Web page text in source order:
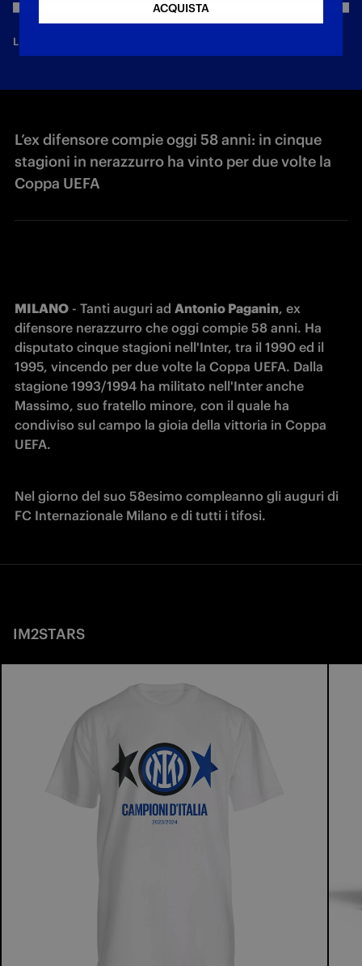
LEGENDS
L’ex difensore compie oggi 58 anni: in cinque
stagioni in nerazzurro ha vinto per due volte la
Coppa UEFA
MILANO - Tanti auguri ad Antonio Paganin, ex
difensore nerazzurro che oggi compie 58 anni. Ha
disputato cinque stagioni nell'Inter, tra il 1990 ed il
1995, vincendo per due volte la Coppa UEFA. Dalla
stagione 1993/1994 ha militato nell'Inter anche
Massimo, suo fratello minore, con il quale ha
condiviso sul campo la gioia della vittoria in Coppa
UEFA.
Nel giorno del suo 58esimo compleanno gli auguri di
FC Internazionale Milano e di tutti i tifosi.
IM2STARS
ACQUISTA